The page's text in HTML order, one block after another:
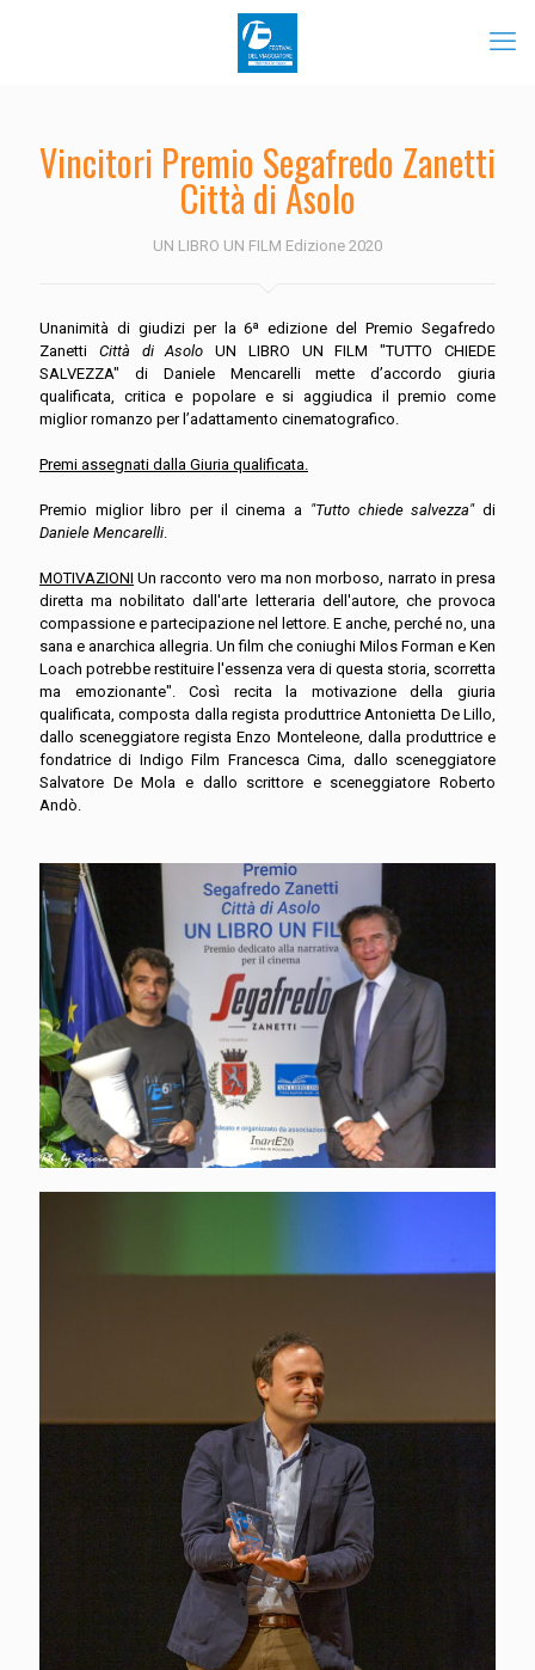
Vincitori Premio Segafredo Zanetti
Città di Asolo
UN LIBRO UN FILM Edizione 2020
Unanimità di giudizi per la 6ª edizione del Premio Segafredo
Zanetti Città di Asolo UN LIBRO UN FILM "TUTTO CHIEDE
SALVEZZA" di Daniele Mencarelli mette d’accordo giuria
qualificata, critica e popolare e si aggiudica il premio come
miglior romanzo per l’adattamento cinematografico.
Premi assegnati dalla Giuria qualificata.
Premio miglior libro per il cinema a "Tutto chiede salvezza"di
Daniele Mencarelli.
MOTIVAZIONI Un racconto vero ma non morboso, narrato in presa
diretta ma nobilitato dall'arte letteraria dell'autore, che provoca
compassione e partecipazione nel lettore. E anche, perché no, una
sana e anarchica allegria. Un film che coniughi Milos Forman e Ken
Loach potrebbe restituire l'essenza vera di questa storia, scorretta
ma emozionante". Così recita la motivazione della giuria
qualificata, composta dalla regista produttrice Antonietta De Lillo,
dallo sceneggiatore regista Enzo Monteleone, dalla produttrice e
fondatrice di Indigo Film Francesca Cima, dallo sceneggiatore
Salvatore De Mola e dallo scrittore e sceneggiatore Roberto
Andò.